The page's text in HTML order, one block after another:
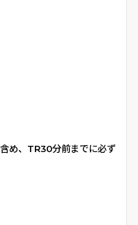
め、TR30分前までに必ず